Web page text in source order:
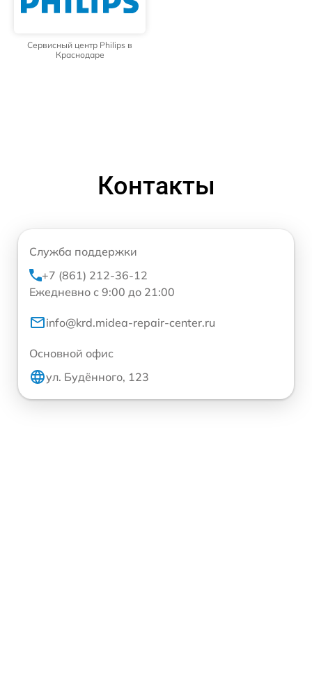
Сервисный центр Philips в
Краснодаре
Контакты
Служба поддержки
+7 (861) 212-36-12
Ежедневно с 9:00 до 21:00
info@krd.midea-repair-center.ru
Основной офис
ул. Будённого, 123